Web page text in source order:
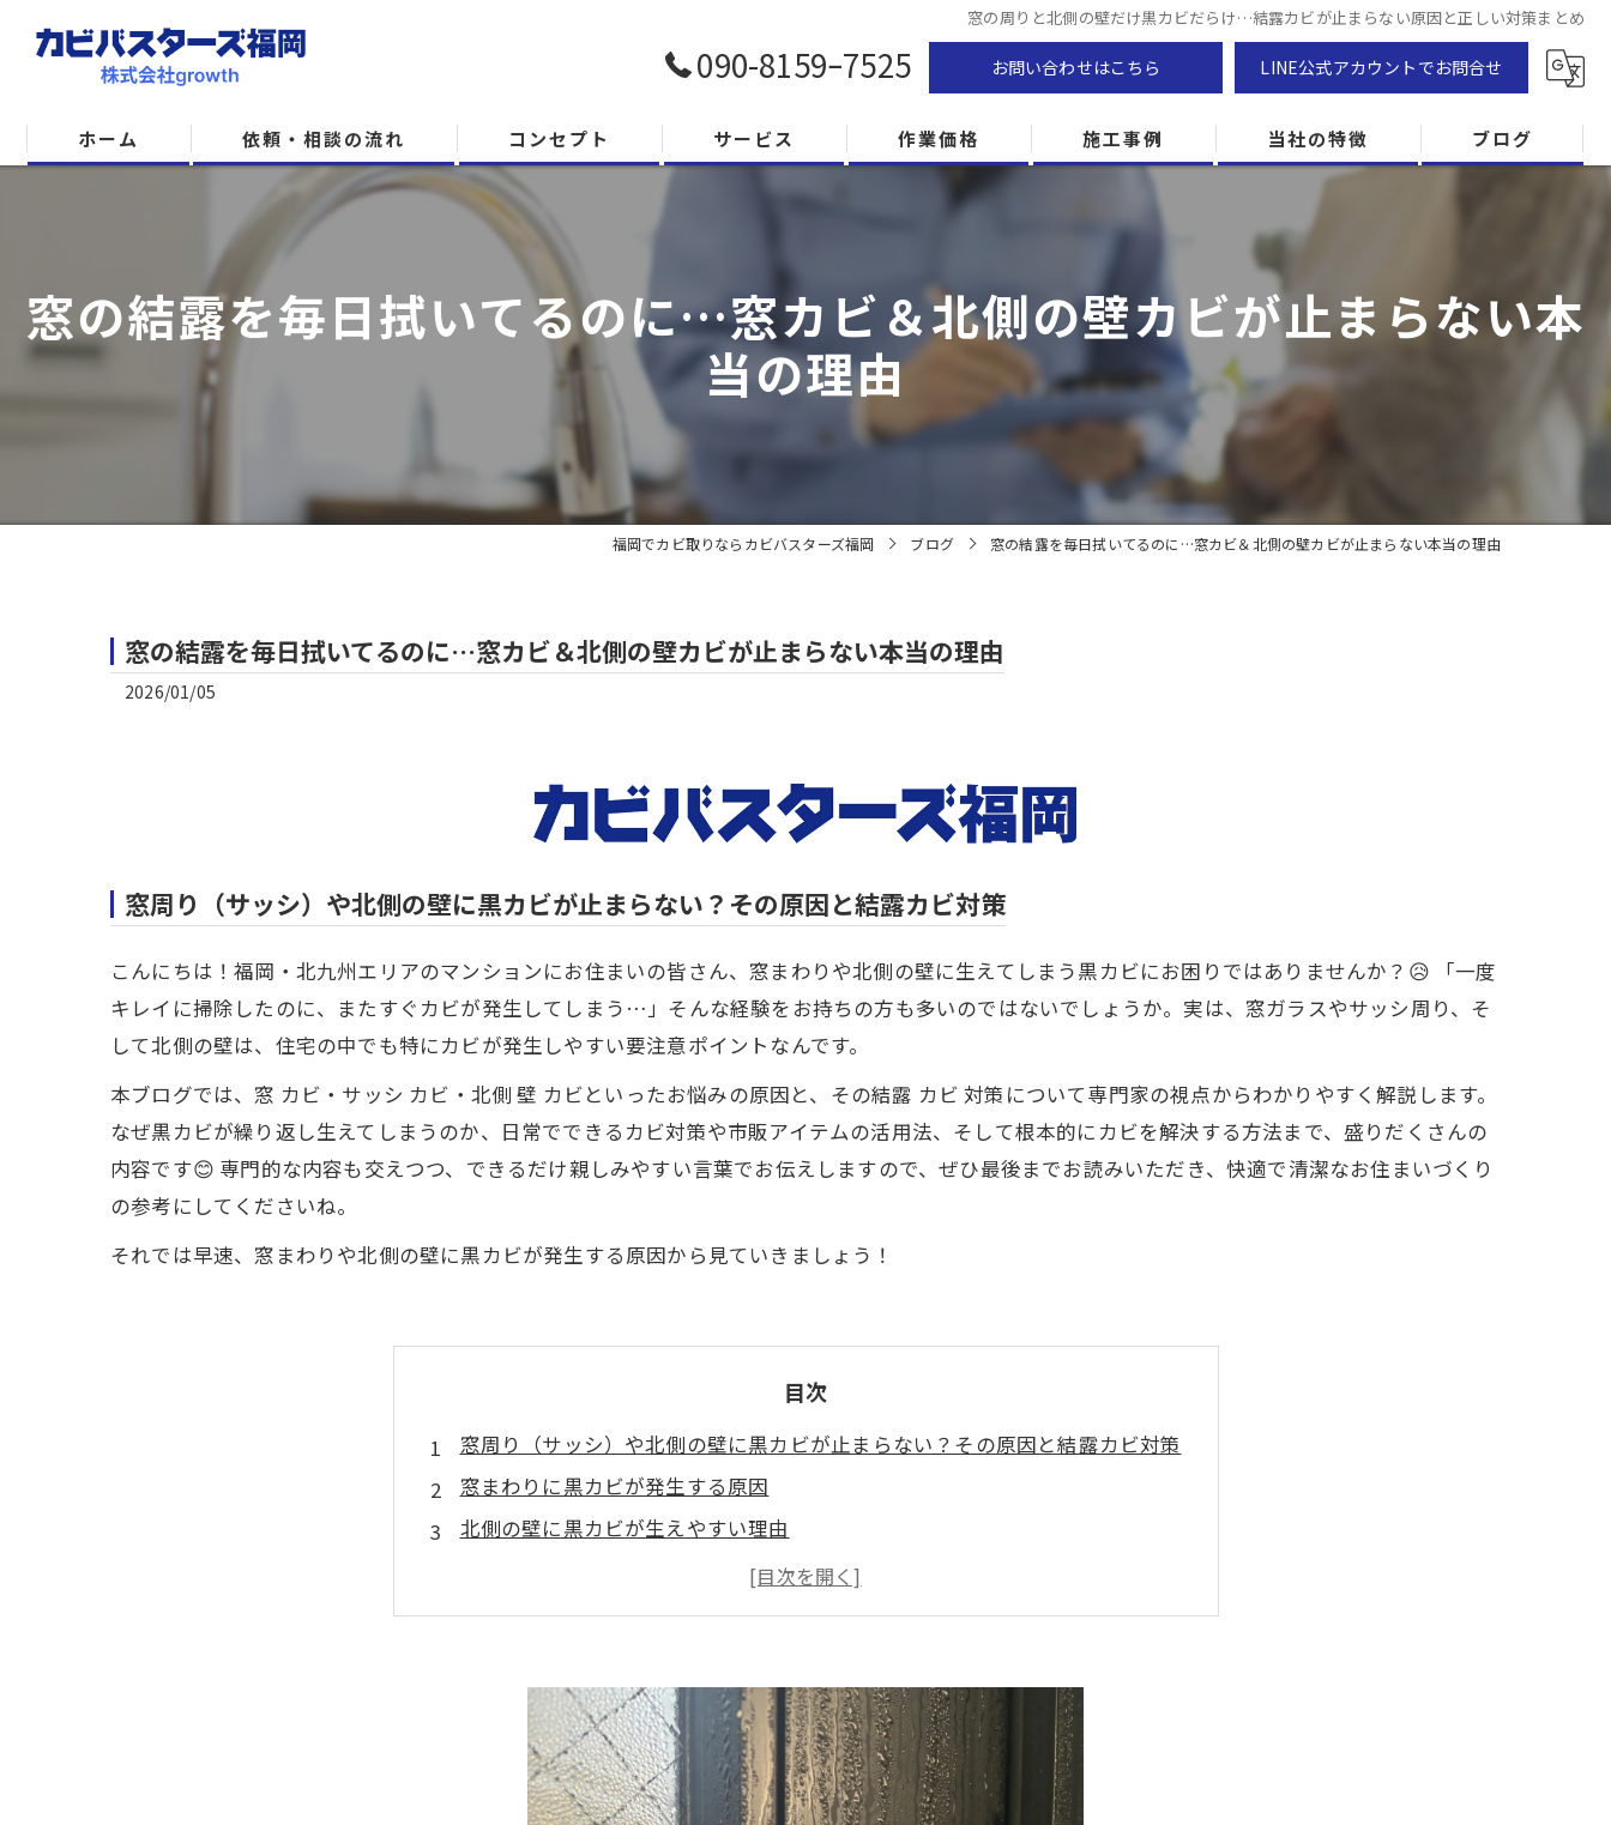
窓の周りと北側の壁だけ黒カビだらけ…結露カビが止まらない原因と正しい対策まとめ
090-8159ｰ7525 お問い合わせはこちら LINE公式アカウントでお問合せ
ホーム 依頼・相談の流れ コンセプト サービス 作業価格 施工事例 当社の特徴
防カビ
カビ専門
ZEH住宅
カビ検査
ブログ
窓の結露を毎日拭いてるのに…窓カビ＆北側の壁カビが止まらない本
当の理由
福岡でカビ取りならカビバスターズ福岡 ブログ 窓の結露を毎日拭いてるのに…窓カビ＆北側の壁カビが止まらない本当の理由
窓の結露を毎日拭いてるのに…窓カビ＆北側の壁カビが止まらない本当の理由
2026/01/05
窓周り（サッシ）や北側の壁に黒カビが止まらない？その原因と結露カビ対策
こんにちは！福岡・北九州エリアのマンションにお住まいの皆さん、窓まわりや北側の壁に生えてしまう黒カビにお困りではありませんか？😥 「一度
キレイに掃除したのに、またすぐカビが発生してしまう…」そんな経験をお持ちの方も多いのではないでしょうか。実は、窓ガラスやサッシ周り、そ
して北側の壁は、住宅の中でも特にカビが発生しやすい要注意ポイントなんです。
本ブログでは、窓 カビ・サッシ カビ・北側 壁 カビといったお悩みの原因と、その結露 カビ 対策について専門家の視点からわかりやすく解説します。
なぜ黒カビが繰り返し生えてしまうのか、日常でできるカビ対策や市販アイテムの活用法、そして根本的にカビを解決する方法まで、盛りだくさんの
内容です😊 専門的な内容も交えつつ、できるだけ親しみやすい言葉でお伝えしますので、ぜひ最後までお読みいただき、快適で清潔なお住まいづくり
の参考にしてくださいね。
それでは早速、窓まわりや北側の壁に黒カビが発生する原因から見ていきましょう！
目次
窓周り（サッシ）や北側の壁に黒カビが止まらない？その原因と結露カビ対策
窓まわりに黒カビが発生する原因
北側の壁に黒カビが生えやすい理由
黒カビが繰り返し発生してしまうのはなぜ？
結露・カビ対策：今日からできる予防法